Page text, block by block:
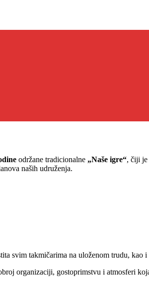
održane tradicionalne „Naše igre“, čiji je
naših udruženja.
svim takmičarima na uloženom trudu,
organizaciji, gostoprimstvu i atmosferi